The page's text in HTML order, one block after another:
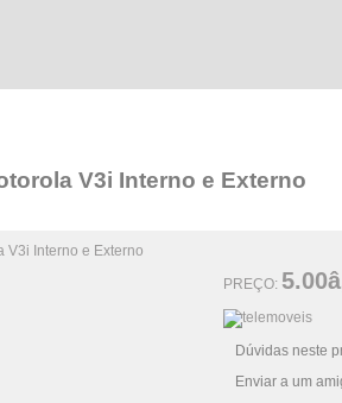
V3i Interno e Externo
PREÇO:
Dúvidas neste
Enviar a um